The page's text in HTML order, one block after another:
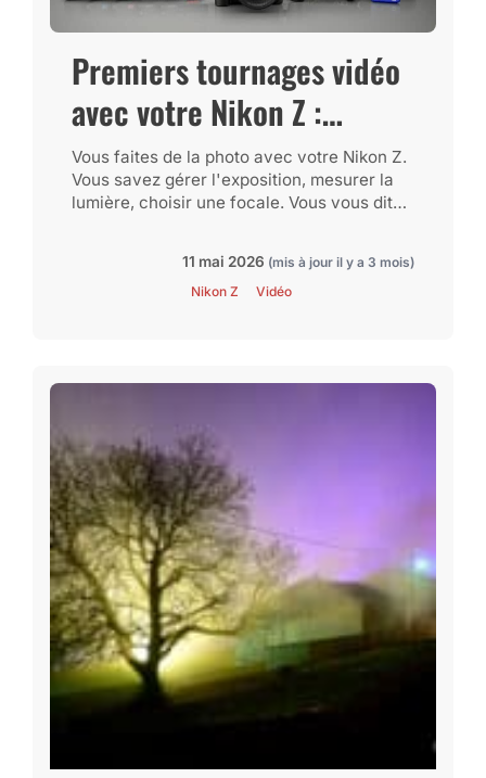
Premiers tournages vidéo
avec votre Nikon Z :
méthode, réglages et
checklist
Vous faites de la photo avec votre Nikon Z.
Vous savez gérer l'exposition, mesurer la
lumière, choisir une focale. Vous vous dites
11 mai 2026 (mis à jour il y a 3 mois)
Nikon Z
Vidéo